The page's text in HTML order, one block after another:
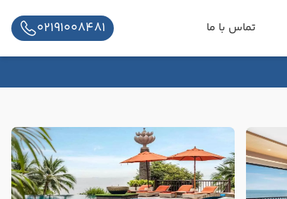
تماس با ما 02191008481